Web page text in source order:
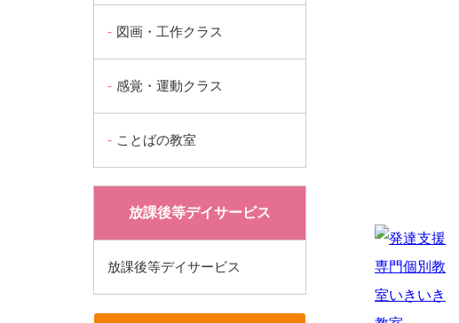
図画・工作クラス
感覚・運動クラス
ことばの教室
放課後等デイサービス
放課後等デイサービス